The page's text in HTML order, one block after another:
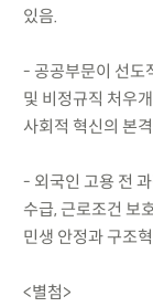
있음.
- 공공부문이 선도
및 비정규직 처우
사회적 혁신의 본
- 외국인 고용 전
수급, 근로조건 보
민생 안정과 구조
<별첨>